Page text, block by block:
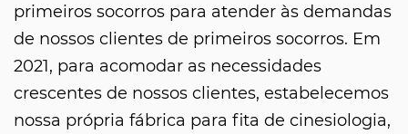
primeiros socorros para atender às demandas
de nossos clientes de primeiros socorros. Em
2021, para acomodar as necessidades
crescentes de nossos clientes, estabelecemos
nossa própria fábrica para fita de cinesiologia,